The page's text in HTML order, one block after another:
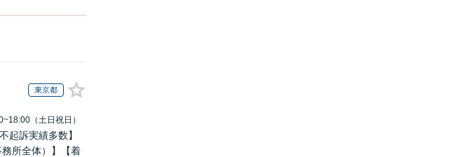
東京都
（土日祝日）
起訴実績多数】
所全体）】【着